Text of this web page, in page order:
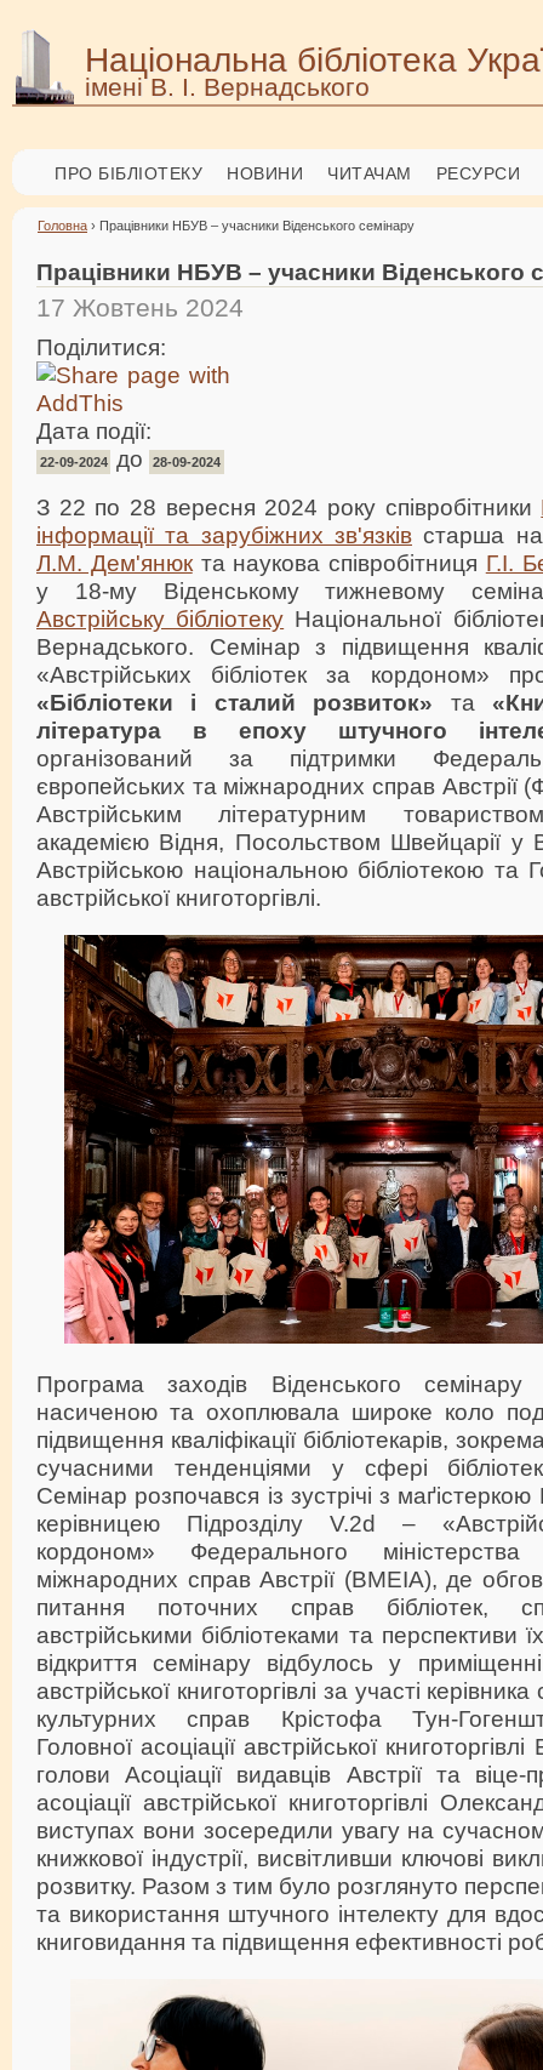
Національна бібліотека
імені В. І. Вернадського
ПРО БІБЛІОТЕКУ НОВИНИ ЧИТАЧАМ РЕСУРСИ
Головна › Працівники НБУВ – учасники Віденського семінару
Працівники НБУВ – учасники Віденського
17 Жовтень 2024
Поділитися:
Дата події:
22-09-2024 до 28-09-2024
З 22 по 28 вересня 2024 року співробітники
інформації та зарубіжних зв'язків старша
Л.М. Дем'янюкта наукова співробітниця Г.І.
у 18-му Віденському тижневому
Австрійську бібліотеку Національної
Вернадського. Семінар з підвищення
«Австрійських бібліотек за кордоном»
«Бібліотеки і сталий розвиток» та
література в епоху штучного
організований за підтримки
європейських та міжнародних справ Австрії
Австрійським літературним
академією Відня, Посольством Швейцарії у
Австрійською національною бібліотекою та
австрійської книготоргівлі.
Програма заходів Віденського
насиченою та охоплювала широке коло
підвищення кваліфікації бібліотекарів,
сучасними тенденціями у сфері
Семінар розпочався із зустрічі з маґістеркою
керівницею Підрозділу V.2d –
кордоном» Федерального
міжнародних справ Австрії (BMEIA), де
питання поточних справ бібліотек,
австрійськими бібліотеками та перспективи
відкриття семінару відбулось у
австрійської книготоргівлі за участі
культурних справ Крістофа Тун-
Головної асоціації австрійської
голови Асоціації видавців Австрії та віце-
асоціації австрійської книготоргівлі
виступах вони зосередили увагу на
книжкової індустрії, висвітливши ключові
розвитку. Разом з тим було розглянуто
та використання штучного інтелекту для
книговидання та підвищення ефективності